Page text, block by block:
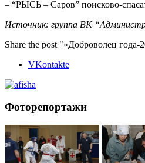
– “РЫСЬ – Саров” поисково-
Источник: группа ВК
Share the post "«Доброволец года-
VKontakte
Фоторепортажи